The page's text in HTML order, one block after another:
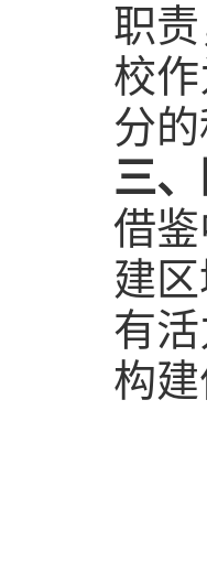
职
校
分的
三
借
建
有
构